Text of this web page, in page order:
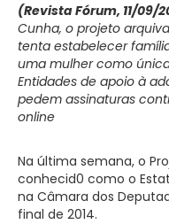
(Revista Fórum, 11/09/
Cunha, o projeto
tenta estabelecer
uma mulher como
Entidades de apoio à
pedem assinaturas
online
Na última semana, o
conhecid0 como o
na Câmara dos
final de 2014.